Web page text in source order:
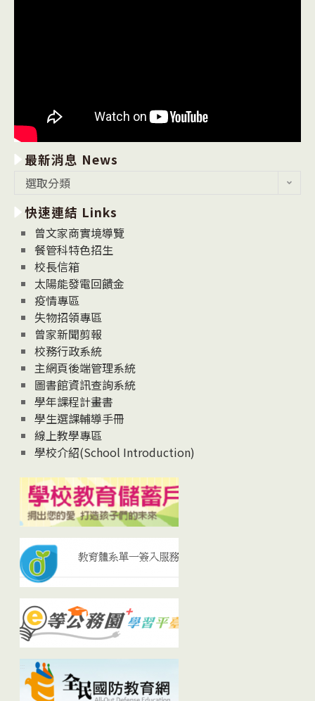
最新消息 News
消
息
News
選取分類
快速連結 Links
曾文家商實境導覽
餐管科特色招生
校長信箱
太陽能發電回饋金
疫情專區
失物招領專區
曾家新聞剪報
校務行政系統
主網頁後端管理系統
圖書館資訊查詢系統
學年課程計畫書
學生選課輔導手冊
線上教學專區
學校介紹(School Introduction)